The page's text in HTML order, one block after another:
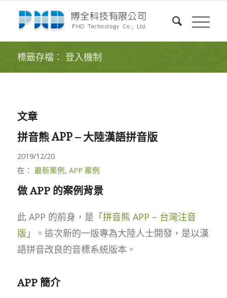
標籤存檔： 登入機制
文章
拼音熊 APP – 大陸漢語拼音版
2019/12/20
在： 最新案例, APP 案例
做 APP 的案例背景
此 APP 的前身，是「拼音熊 APP – 台灣注音
版 」。這次新的一版專為大陸人士開發，是以漢
語拼音改良的音標系統版本。
APP 簡介